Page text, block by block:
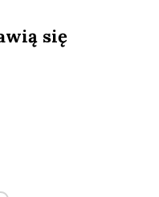
się